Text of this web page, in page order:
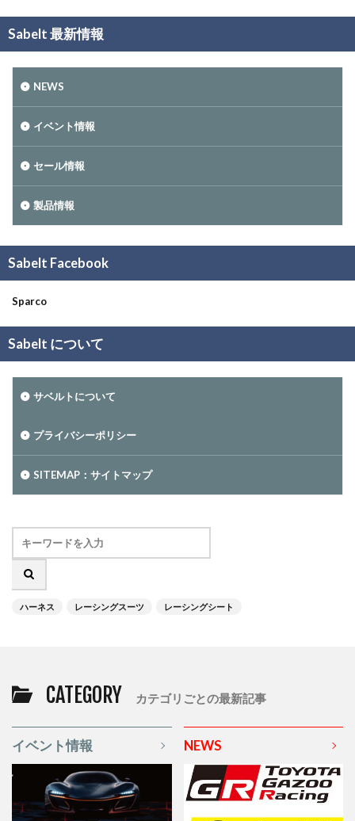
Sabelt 最新情報
NEWS
イベント情報
セール情報
製品情報
Sabelt Facebook
Sparco
Sabelt について
サベルトについて
プライバシーポリシー
SITEMAP：サイトマップ
ハーネス レーシングスーツ レーシングシート
CATEGORY カテゴリごとの最新記事
イベント情報 NEWS